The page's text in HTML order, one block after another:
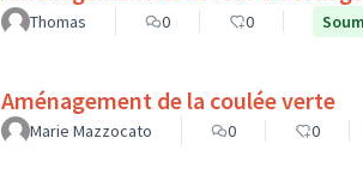
Thomas 0 0
Aménagement de la coulée verte
Marie Mazzocato 0 0